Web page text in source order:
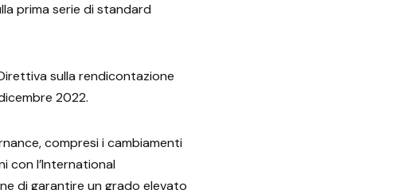
prima serie di standard
sulla rendicontazione
2022.
compresi i cambiamenti
con l’International
di garantire un grado elevato